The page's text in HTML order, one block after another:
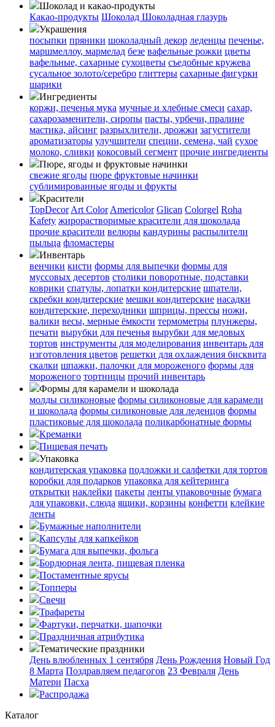
Шоколад и какао-продукты
Какао-продукты Шоколад Шоколадная глазурь
Украшения
посыпки пряники шоколадный декор леденцы печенье,
маршмеллоу, мармелад безе вафельные рожки цветы
вафельные, сахарные сухоцветы съедобные кружева
сусальное золото/серебро глиттеры сахарные фигурки
шарики
Ингредиенты
коржи, печенья мука мучные и хлебные смеси сахар,
сахарозаменители, сиропы пасты, урбечи, пралине
мастика, айсинг разрыхлители, дрожжи загустители
ароматизаторы улучшители специи, семена, чай сухое
молоко, сливки кокосовый сегмент прочие ингредиенты
Пюре, ягоды и фруктовые начинки
свежие ягоды пюре фруктовые начинки
сублимированные ягоды и фрукты
Красители
TopDecor Art Color Americolor Glican Colorgel Roha
Kafety жирорастворимые красители для шоколада
прочие красители велюры кандурины распылители
пыльца фломастеры
Инвентарь
венчики кисти формы для выпечки формы для
муссовых десертов столики поворотные, подставки
коврики cпатулы, лопатки кондитерские шпатели,
скребки кондитерские мешки кондитерские насадки
кондитерские, переходники шприцы, прессы ножи,
валики весы, мерные ёмкости термометры плунжеры,
печати вырубки для печенья вырубки для медовых
тортов инструменты для моделирования инвентарь для
изготовления цветов решетки для охлаждения бисквита
скалки шпажки, палочки для мороженого формы для
мороженого тортницы прочий инвентарь
Формы для карамели и шоколада
молды силиконовые формы силиконовые для карамели
и шоколада формы силиконовые для леденцов формы
пластиковые для шоколада поликарбонатные формы
Креманки
Пищевая печать
Упаковка
кондитерская упаковка подложки и салфетки для тортов
коробки для подарков упаковка для кейтеринга
открытки наклейки пакеты ленты упаковочные бумага
для упаковки, слюда ящики, корзины конфетти клейкие
ленты
Бумажные наполнители
Капсулы для капкейков
Бумага для выпечки, фольга
Бордюрная лента, пищевая пленка
Постаментные ярусы
Топперы
Свечи
Трафареты
Фартуки, перчатки, шапочки
Праздничная атрибутика
Тематические праздники
День влюбленных 1 сентября День Рождения Новый Год
8 Марта Поздравляем педагогов 23 Февраля День
Матери Пасха
Распродажа
Каталог